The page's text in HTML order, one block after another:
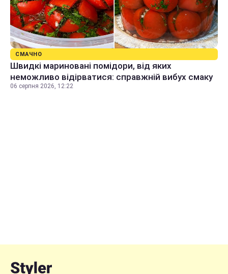
СМАЧНО
Швидкі мариновані помідори, від яких
неможливо відірватися: справжній вибух смаку
06 серпня 2026, 12:22